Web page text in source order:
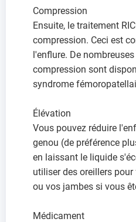
Compression
Ensuite, le traitement
compression. Ceci est
l'enflure. De
compression sont
syndrome
Élévation
Vous pouvez réduire
genou (de préférence
en laissant le liquide
utiliser des oreillers
ou vos jambes si vous
Médicament